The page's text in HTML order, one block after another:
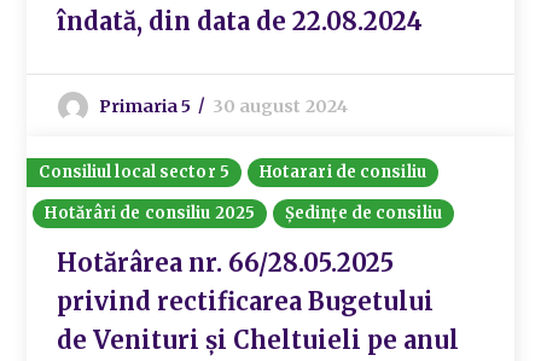
îndată, din data de 22.08.2024
Primaria 5 30 august 2024
Consiliul local sector 5
Hotarari de consiliu
Hotărâri de consiliu 2025
Ședințe de consiliu
Hotărârea nr. 66/28.05.2025
privind rectificarea Bugetului
de Venituri și Cheltuieli pe anul